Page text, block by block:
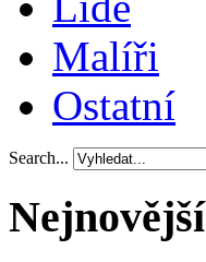
Malíři
Ostatní
Search...
Nejnovější